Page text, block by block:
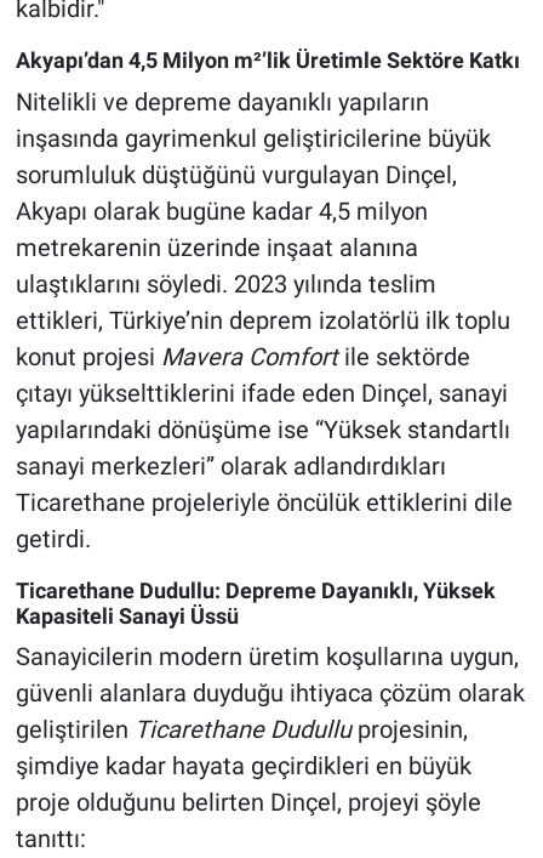
kalbidir."
Akyapı’dan 4,5 Milyon m²’lik Üretimle Sektöre Katkı
Nitelikli ve depreme dayanıklı yapıların
inşasında gayrimenkul geliştiricilerine büyük
sorumluluk düştüğünü vurgulayan Dinçel,
Akyapı olarak bugüne kadar 4,5 milyon
metrekarenin üzerinde inşaat alanına
ulaştıklarını söyledi. 2023 yılında teslim
ettikleri, Türkiye’nin deprem izolatörlü ilk toplu
konut projesi Mavera Comfortile sektörde
çıtayı yükselttiklerini ifade eden Dinçel, sanayi
yapılarındaki dönüşüme ise “Yüksek standartlı
sanayi merkezleri” olarak adlandırdıkları
Ticarethane projeleriyle öncülük ettiklerini dile
getirdi.
Ticarethane Dudullu: Depreme Dayanıklı, Yüksek
Kapasiteli Sanayi Üssü
Sanayicilerin modern üretim koşullarına uygun,
güvenli alanlara duyduğu ihtiyaca çözüm olarak
geliştirilen Ticarethane Dudulluprojesinin,
şimdiye kadar hayata geçirdikleri en büyük
proje olduğunu belirten Dinçel, projeyi şöyle
tanıttı: